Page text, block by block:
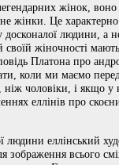
жінок,
жінки. Це
людини, а
жіночності
Платона про
коли ми маємо
чоловіки, і якщо
еллінів про
людини еллінський
зображення всього